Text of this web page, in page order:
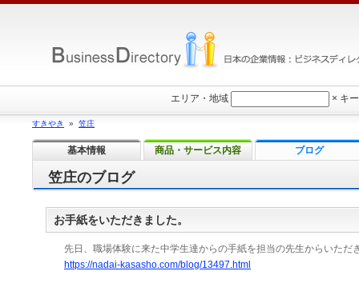
笠庄のブログ
お手紙をいただきました。
先日、職場体験に来た中学生達からの手紙を担当の先生からいただ
https://nadai-kasasho.com/blog/13497.html
エリア・地域 × キ
すきやき » 笠庄
基本情報 商品・サービス内容 ブログ